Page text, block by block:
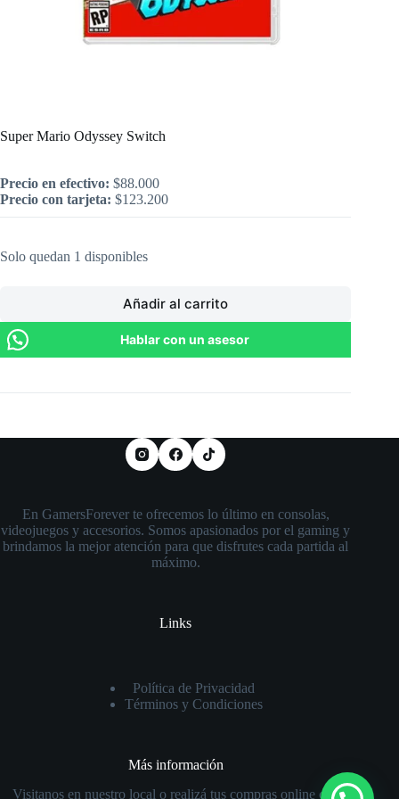
Super Mario Odyssey Switch
Precio en efectivo: $88.000
Precio con tarjeta: $123.200
Solo quedan 1 disponibles
Añadir al carrito
Hablar con un asesor
En GamersForever te ofrecemos lo último en consolas,
videojuegos y accesorios. Somos apasionados por el gaming y
brindamos la mejor atención para que disfrutes cada partida al
máximo.
Links
Política de Privacidad
Términos y Condiciones
Más información
Visitanos en nuestro local o realizá tus compras online con